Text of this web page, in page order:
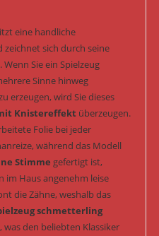
eine handliche
zeichnet sich durch seine
Sie ein Spielzeug
Sinne hinweg
erzeugen, wird Sie dieses
Knistereffektüberzeugen.
Folie bei jeder
während das Modell
Stimme gefertigt ist,
im Haus angenehm leise
die Zähne, weshalb das
schmetterling
den beliebten Klassiker